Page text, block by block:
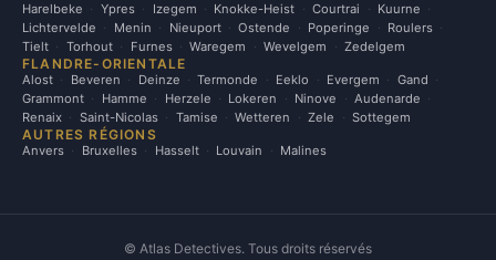
Harelbeke
Ypres Izegem Knokke-Heist Courtrai
Kuurne
Lichtervelde
Menin Nieuport Ostende Poperinge
Roulers
Tielt
Torhout Furnes Waregem Wevelgem Zedelgem
FLANDRE-ORIENTALE
Alost Beveren Deinze Termonde Eeklo Evergem
Gand
Grammont
Hamme Herzele Lokeren Ninove
Audenarde
Renaix
Saint-Nicolas Tamise Wetteren Zele Sottegem
AUTRES RÉGIONS
Anvers Bruxelles Hasselt Louvain Malines
© Atlas Detectives. Tous droits réservés